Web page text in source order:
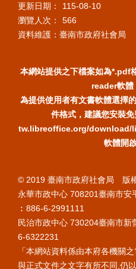
更新日期：
115-08-10
瀏覽人次：
566
資料維護：臺南市政府社會局
本網站提供之下檔案如為*.pdf
reader軟體
為提供使用者有文書軟體選擇
件格式，建議您安裝
tw.libreoffice.org/download/
軟體開
© 2019 臺南市政府社會局 版
永華市政中心 708201臺南市安
︰886-6-2991111
民治市政中心 730204臺南市新
6-6322231
「本網站資料係由本府各機關
與正式文件之文字有所不同,仍